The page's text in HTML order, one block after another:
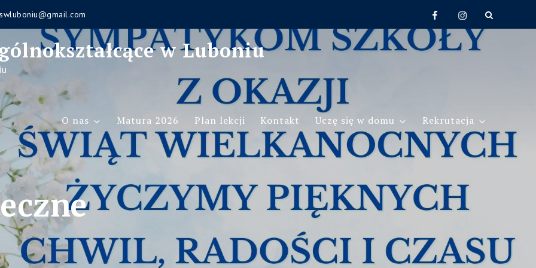
FacebookInstagram
w Luboniu
O nas Matura 2026 Plan lekcji Kontakt Uczę się w domu Rekrutacja